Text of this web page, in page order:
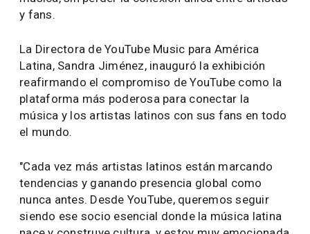
los Latin Grammys. Una semana para celebrar la
música latina aporta a todo el mundo. En YouTube,
ese impacto y esa presencia son claros y
globales. Hoy, 6 de los 10 videos musicales más
rápidos en alcanzar mil millones de
reproducciones son de artistas latinos, y este año,
tres de ellos:
Grammys, nos hicimos presentes para mostrar
nuestra visión del futuro: un mundo rico en
narrativas visuales.